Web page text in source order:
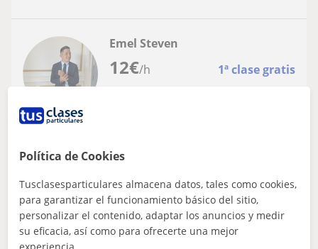
12€/h 1ª clase gratis
Emel Steven
Parla, Humanes De Madrid, Tor...
Ingeniero Telemático. Física: ESO,
Bachillerato
Graduado en Ingenieria en Sistemas de
Telecomunicación con experiencia docente de 3-4 años
Política de Cookies
Tusclasesparticulares almacena datos, tales como cookies,
para garantizar el funcionamiento básico del sitio,
personalizar el contenido, adaptar los anuncios y medir
su eficacia, así como para ofrecerte una mejor
experiencia.